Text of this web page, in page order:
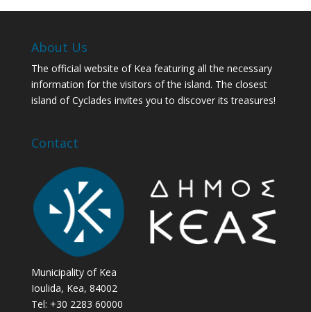
About Us
The official website of Kea featuring all the necessary
information for the visitors of the island. The closest
island of Cyclades invites you to discover its treasures!
Contact
Municipality of Kea
Ioulida, Kea, 84002
Tel: +30 2283 60000